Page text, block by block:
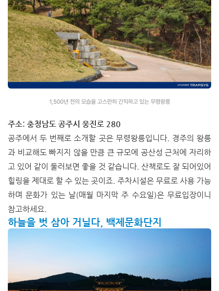
1,500년 전의 모습을 고스란히 간직하고 있는 무령왕릉
주소: 충청남도 공주시 웅진로 280
공주에서 두 번째로 소개할 곳은 무령왕릉입니다. 경주의 왕릉
과 비교해도 빠지지 않을 만큼 큰 규모에 공산성 근처에 자리하
고 있어 같이 둘러보면 좋을 것 같습니다. 산책로도 잘 되어있어
힐링을 제대로 할 수 있는 곳이죠. 주차시설은 무료로 사용 가능
하며 문화가 있는 날(매월 마지막 주 수요일)은 무료입장이니
참고하세요.
하늘을 벗 삼아 거닐다, 백제문화단지